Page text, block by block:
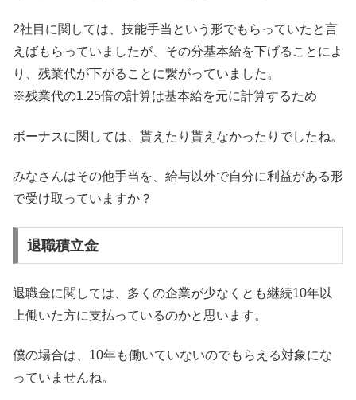
2社目に関しては、技能手当という形でもらっていたと言
えばもらっていましたが、その分基本給を下げることによ
り、残業代が下がることに繋がっていました。
※残業代の1.25倍の計算は基本給を元に計算するため
ボーナスに関しては、貰えたり貰えなかったりでしたね。
みなさんはその他手当を、給与以外で自分に利益がある形
で受け取っていますか？
退職積立金
退職金に関しては、多くの企業が少なくとも継続10年以
上働いた方に支払っているのかと思います。
僕の場合は、10年も働いていないのでもらえる対象にな
っていませんね。